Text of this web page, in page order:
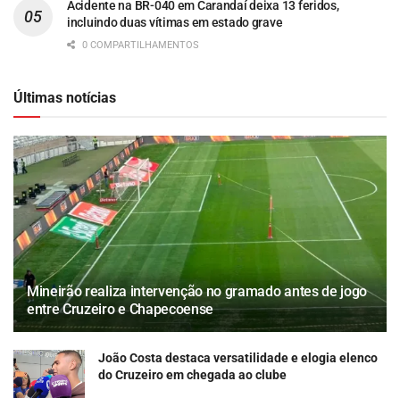
Acidente na BR-040 em Carandaí deixa 13 feridos,
incluindo duas vítimas em estado grave
0 COMPARTILHAMENTOS
Últimas notícias
Mineirão realiza intervenção no gramado antes de jogo
entre Cruzeiro e Chapecoense
João Costa destaca versatilidade e elogia elenco
do Cruzeiro em chegada ao clube